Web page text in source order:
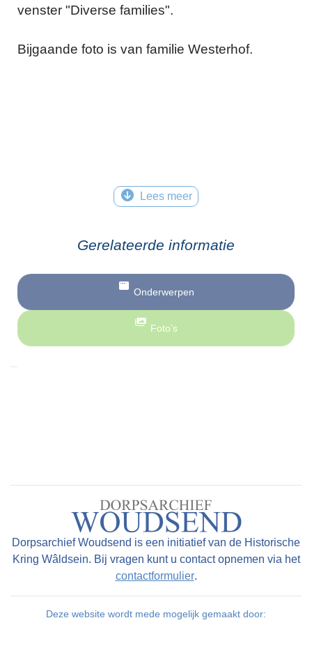
venster "Diverse families".
Bijgaande foto is van familie Westerhof.
Lees meer
Gerelateerde informatie
Onderwerpen
Foto’s
Dorpsarchief Woudsend is een initiatief van de Historische
Kring Wâldsein. Bij vragen kunt u contact opnemen via het
contactformulier.
Deze website wordt mede mogelijk gemaakt door: